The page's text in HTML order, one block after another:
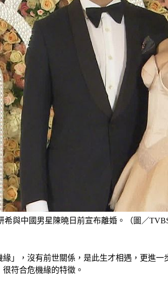
希與中國男星陳曉日前宣布離婚。（圖／
」，沒有前世關係，是此生才相遇，更進
符合危機緣的特徵。